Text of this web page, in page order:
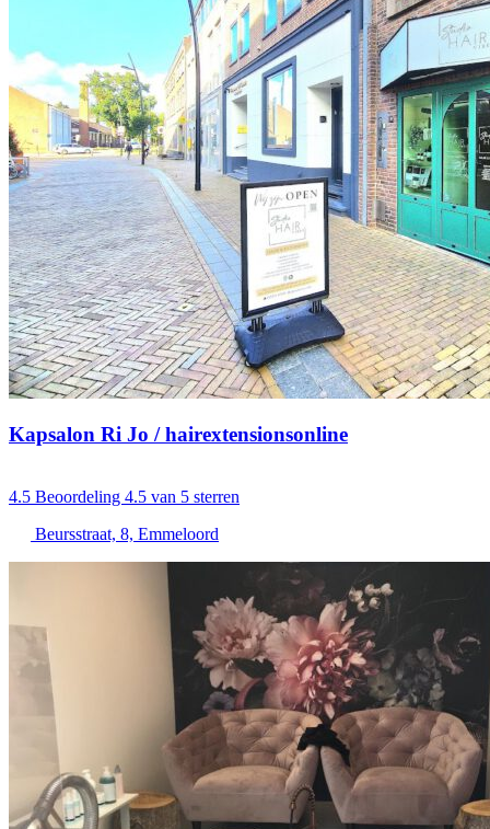
Kapsalon Ri Jo / hairextensionsonline
4.5 Beoordeling 4.5 van 5 sterren
Beursstraat, 8, Emmeloord